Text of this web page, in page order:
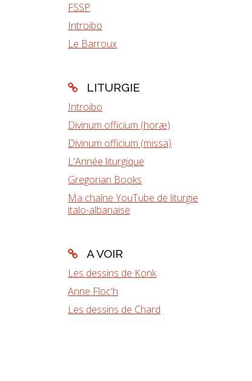
FSSP
Introibo
Le Barroux
LITURGIE
Introibo
Divinum officium (horæ)
Divinum officium (missa)
L'Année liturgique
Gregorian Books
Ma chaîne YouTube de liturgie
italo-albanaise
A VOIR
Les dessins de Konk
Anne Floc'h
Les dessins de Chard